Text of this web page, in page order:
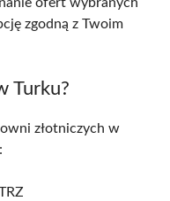
ofert wybranych
zgodną z Twoim
Turku?
złotniczych w